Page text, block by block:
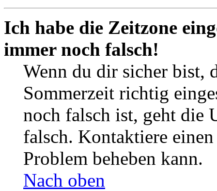
Ich habe die Zeitzone
immer noch falsch!
Wenn du dir sicher bist,
Sommerzeit richtig
noch falsch ist, geht die
falsch. Kontaktiere
Problem beheben kann.
Nach oben